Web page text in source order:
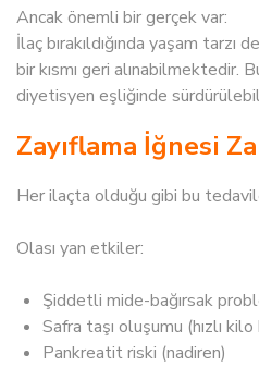
Ancak önemli bir gerçek var:
İlaç bırakıldığında yaşam
bir kısmı geri alınabilmektedir.
diyetisyen eşliğinde
Zayıflama İğnesi
Her ilaçta olduğu gibi bu
Olası yan etkiler:
Şiddetli mide-bağırsak
Safra taşı oluşumu (hızlı kilo
Pankreatit riski (nadiren)